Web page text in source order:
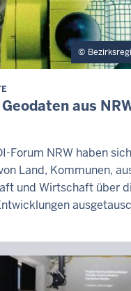
aus
Forum NRW haben sich
Land, Kommunen,
und Wirtschaft über